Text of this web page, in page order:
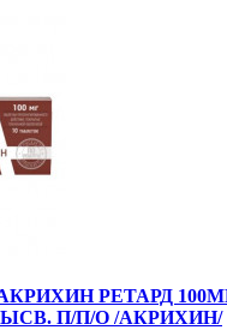
РЕТАРД
П/П/О /АКРИХИН/